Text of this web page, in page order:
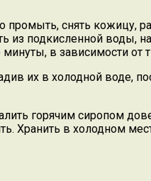
снять кожицу,
подкисленной воды,
в зависимости от
их в холодной воде,
горячим сиропом
Хранить в холодном